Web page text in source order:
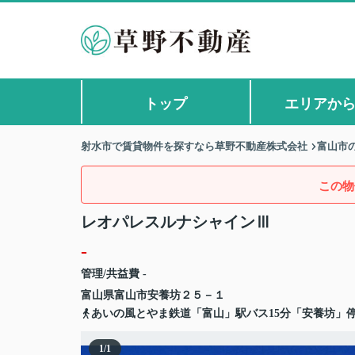
トップ エリアか
射水市で賃貸物件を探すなら草野不動産株式会社 富山市
この
レオパレスルナシャインⅢ
-
管理/共益費 -
富山県富山市安養坊 ２５－１
あいの風とやま鉄道「富山」駅バス15分「安養坊」
1/1